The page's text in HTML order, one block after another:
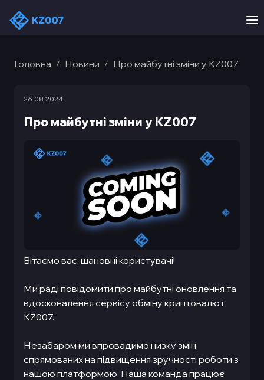
Головна / Новини / Про майбутні зміни у KZ007
Про майбутні зміни у KZ007
26.08.2024
Вітаємо вас, шановні користувачі!
Ми раді повідомити про майбутні оновлення та
вдосконалення сервісу обміну криптовалют
KZ007.
Незабаром ми впровадимо низку змін,
спрямованих на підвищення зручності роботи з
нашою платформою. Наша команда працює